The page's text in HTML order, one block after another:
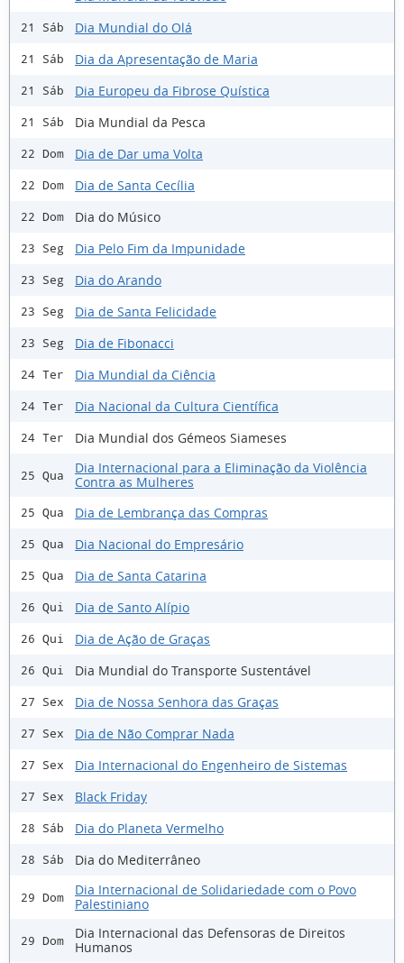
21 Sáb Dia Mundial do Olá
21 Sáb Dia da Apresentação de Maria
21 Sáb Dia Europeu da Fibrose Quística
21 Sáb Dia Mundial da Pesca
22 Dom Dia de Dar uma Volta
22 Dom Dia de Santa Cecília
22 Dom Dia do Músico
23 Seg Dia Pelo Fim da Impunidade
23 Seg Dia do Arando
23 Seg Dia de Santa Felicidade
23 Seg Dia de Fibonacci
24 Ter Dia Mundial da Ciência
24 Ter Dia Nacional da Cultura Científica
24 Ter Dia Mundial dos Gémeos Siameses
25 Qua
Dia Internacional para a Eliminação da Violência
Contra as Mulheres
25 Qua Dia de Lembrança das Compras
25 Qua Dia Nacional do Empresário
25 Qua Dia de Santa Catarina
26 Qui Dia de Santo Alípio
26 Qui Dia de Ação de Graças
26 Qui Dia Mundial do Transporte Sustentável
27 Sex Dia de Nossa Senhora das Graças
27 Sex Dia de Não Comprar Nada
27 Sex Dia Internacional do Engenheiro de Sistemas
27 Sex Black Friday
28 Sáb Dia do Planeta Vermelho
28 Sáb Dia do Mediterrâneo
29 Dom
Dia Internacional de Solidariedade com o Povo
Palestiniano
29 Dom
Dia Internacional das Defensoras de Direitos
Humanos